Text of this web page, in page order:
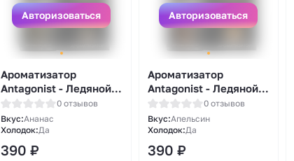
Авторизоваться
Ароматизатор
Antagonist - Ледяной
ананас 13мл0 отзывов
Вкус:Ананас
Холодок:Да
390 ₽
Авторизоваться
Ароматизатор
Antagonist - Ледяной
апельсин 13мл0 отзывов
Вкус:Апельсин
Холодок:Да
390 ₽